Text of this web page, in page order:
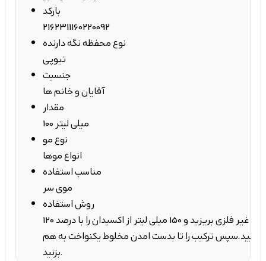
بارکد
2162311160220092
نوع محفظه نگه دارنده
تیوپی
جنسیت
آقایان و خانم ها
مقدار
100 میلی لیتر
نوع مو
انواع موها
مناسب استفاده
موی سر
روش استفاده
120 میل از رنگ مو را در ظرف غیر فلزی بریزید و 150 میلی لیتر از اکسیدان را با درصد
نمایید.سپس ترکیب را تا بدست امدن مخلوط یکنواخت به هم
بزنید.